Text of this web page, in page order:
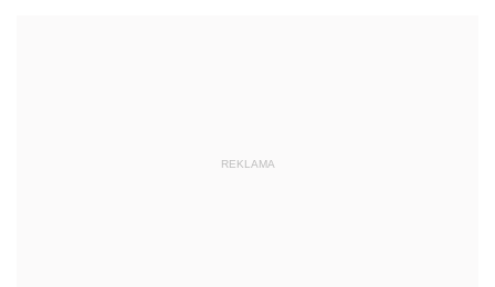
REKLAMA